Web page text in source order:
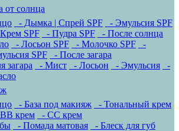
от солнца
- Дымка | Спрей SPF
- Эмульсия SPF
SPF
- Пудра SPF
- После солнца
- Лосьон SPF - Молочко SPF
-
SPF
- После загара
загара
- Мист - Лосьон - Эмульсия
-
- База под макияж
- Тональный крем
крем
- CC крем
- Помада матовая
- Блеск для губ